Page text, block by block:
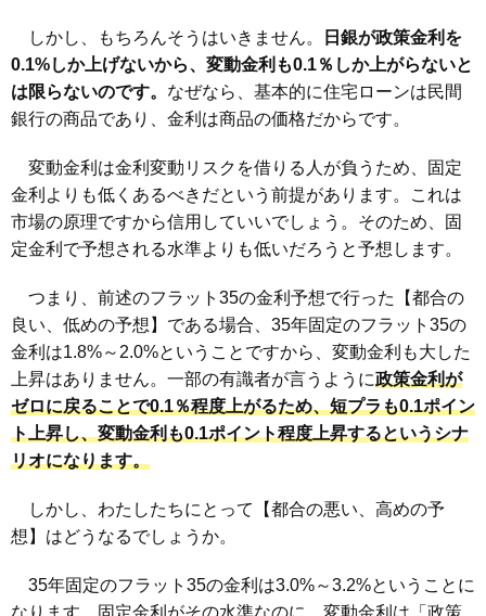
しかし、もちろんそうはいきません。
日銀が政策金利を
0.1%しか上げないから、変動金利も0.1％しか上がらないと
は限らないのです。 なぜなら、基本的に住宅ローンは民間
銀行の商品であり、金利は商品の価格だからです。
変動金利は金利変動リスクを借りる人が負うため、固定
金利よりも低くあるべきだという前提があります。これは
市場の原理ですから信用していいでしょう。そのため、固
定金利で予想される水準よりも低いだろうと予想します。
つまり、前述のフラット35の金利予想で行った【都合の
良い、低めの予想】である場合、35年固定のフラット35の
金利は1.8%～2.0%ということですから、変動金利も大した
上昇はありません。一部の有識者が言うように政策金利が
ゼロに戻ることで0.1％程度上がるため、短プラも0.1ポイン
ト上昇し、変動金利も0.1ポイント程度上昇するというシナ
リオになります。
しかし、わたしたちにとって【都合の悪い、高めの予
想】はどうなるでしょうか。
35年固定のフラット35の金利は3.0%～3.2%ということに
なります。固定金利がその水準なのに、変動金利は「政策